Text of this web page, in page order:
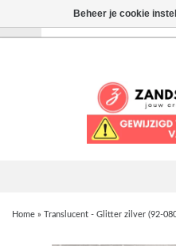
Home » Translucent - Glitter zilver (92-
Beheer je cookie